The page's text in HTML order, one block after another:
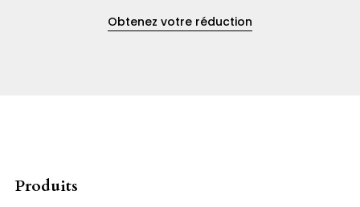
Obtenez votre réduction
Produits